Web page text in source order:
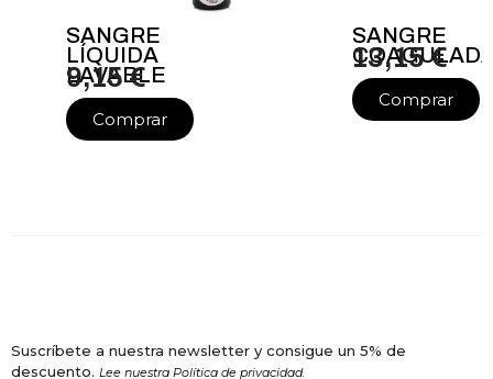
SANGRE
LÍQUIDA
LAVABLE
9,15 €
Comprar
SANGRE
13,15 €
Comprar
Suscríbete a nuestra newsletter y consigue un 5% de
descuento. Lee nuestra Política de privacidad.